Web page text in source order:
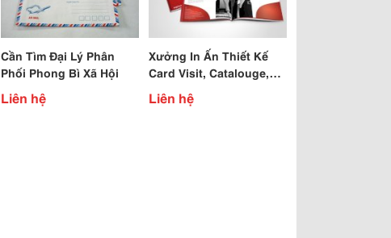
Cần Tìm Đại Lý Phân
Phối Phong Bì Xã Hội
Liên hệ
Xưởng In Ấn Thiết Kế
Card Visit, Catalouge,
Broucher, Tờ Rơi, Sổ
Note Theo Yêu C
Liên hệ